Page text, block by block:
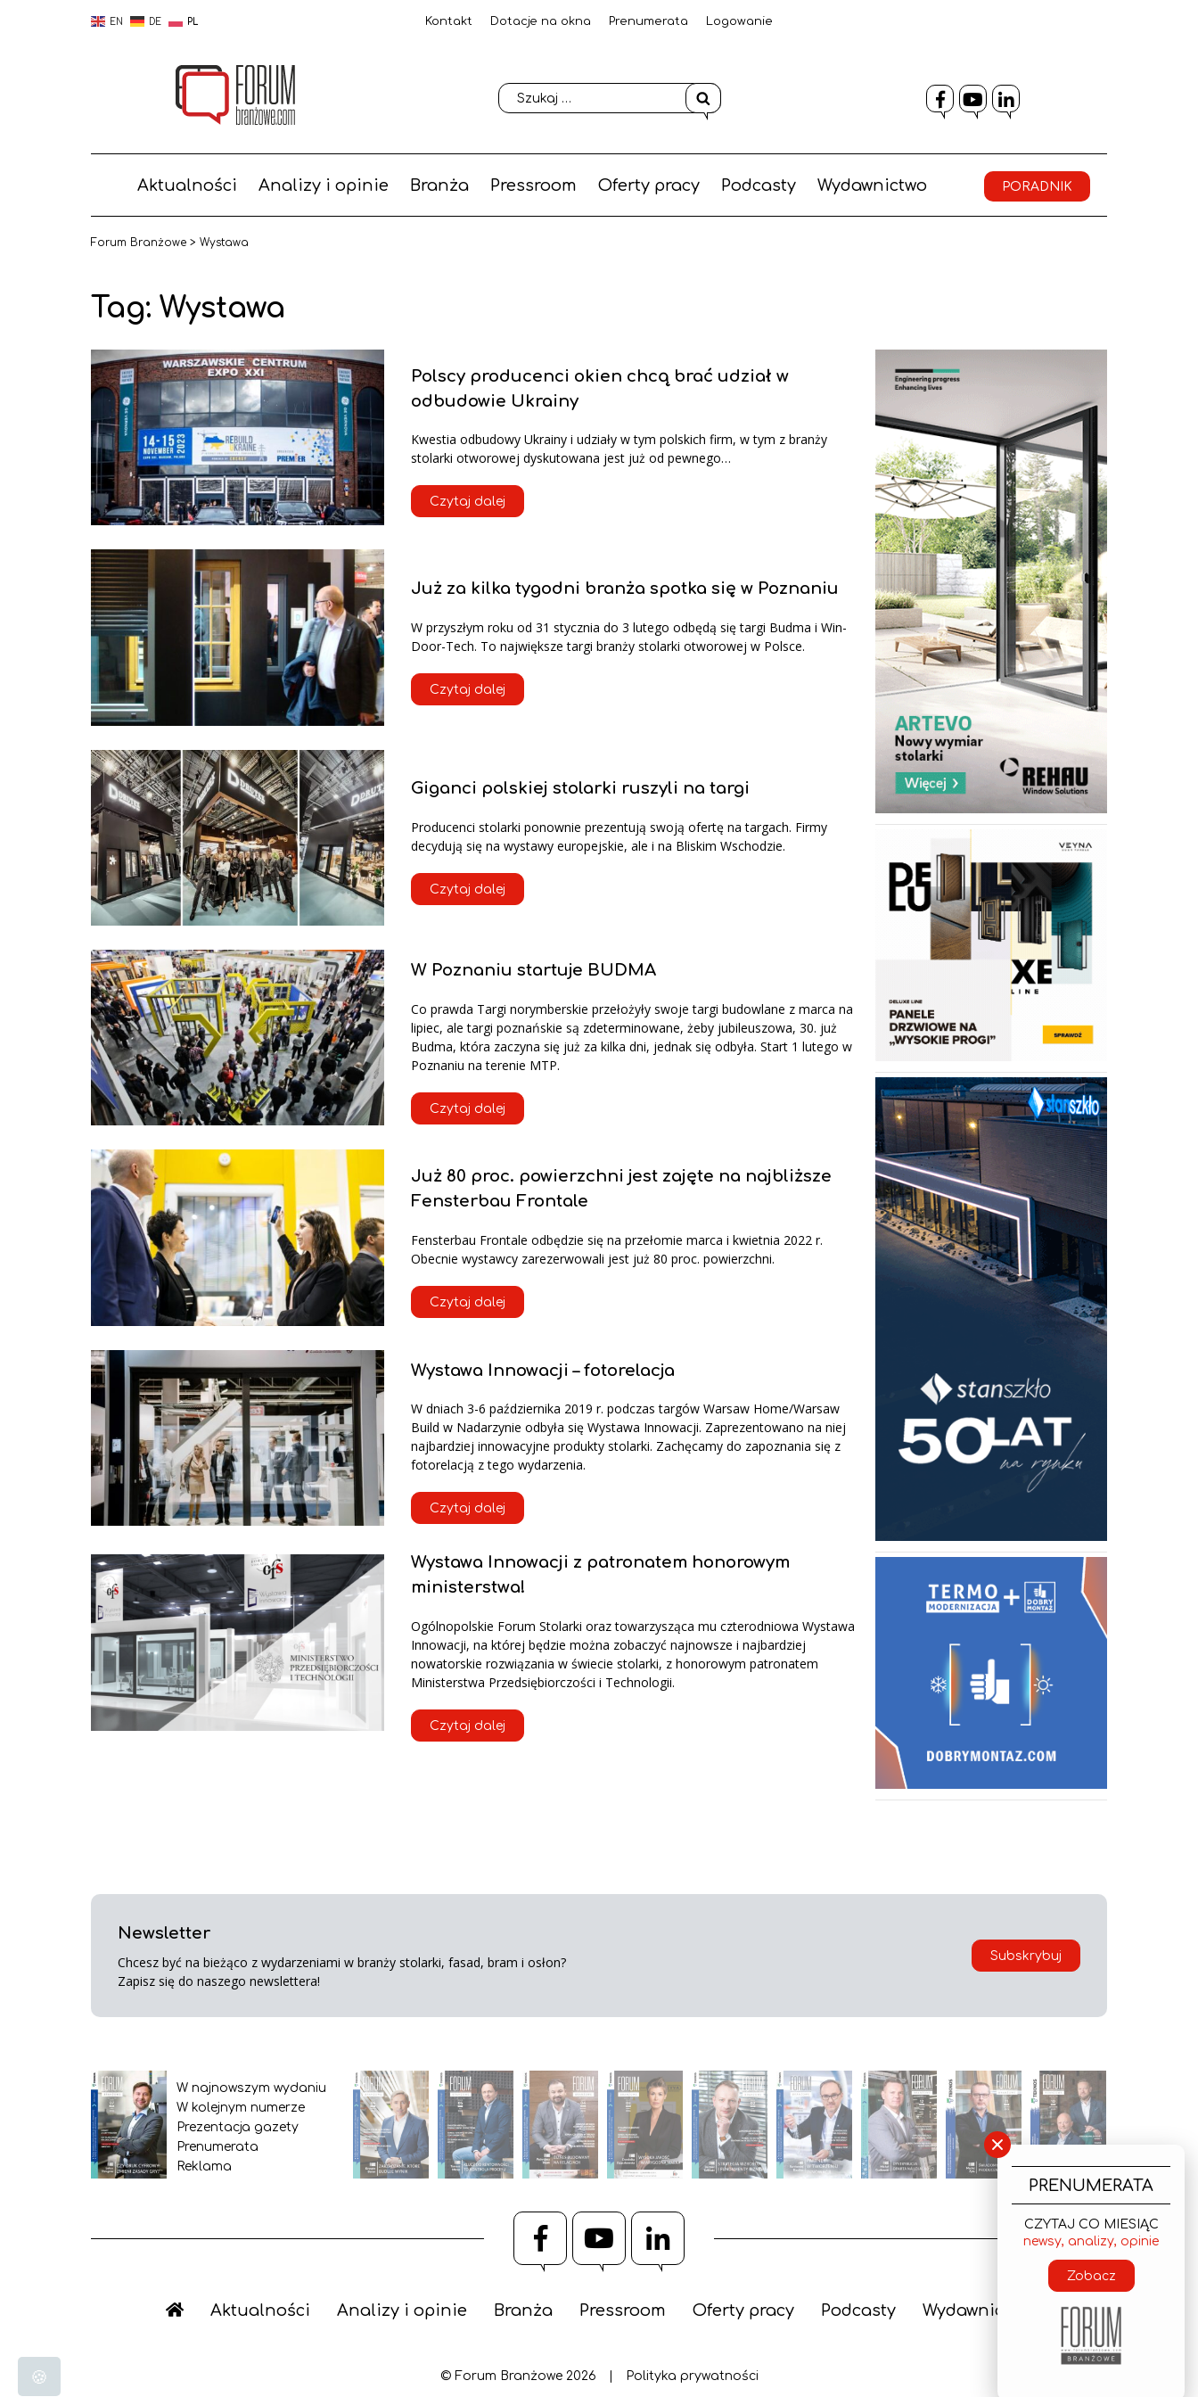
EN DE PL Kontakt Dotacje na okna Prenumerata Logowanie
Facebook
YouTube
LinkedIn
Aktualności Analizy i opinie Branża Pressroom Oferty pracy Podcasty Wydawnictwo PORADNIK
Forum Branżowe > Wystawa
Tag: Wystawa
Polscy producenci okien chcą brać udział w
odbudowie Ukrainy
Kwestia odbudowy Ukrainy i udziały w tym polskich firm, w tym z branży
stolarki otworowej dyskutowana jest już od pewnego…
Czytaj dalej
Już za kilka tygodni branża spotka się w Poznaniu
W przyszłym roku od 31 stycznia do 3 lutego odbędą się targi Budma i Win-
Door-Tech. To największe targi branży stolarki otworowej w Polsce.
Czytaj dalej
Giganci polskiej stolarki ruszyli na targi
Producenci stolarki ponownie prezentują swoją ofertę na targach. Firmy
decydują się na wystawy europejskie, ale i na Bliskim Wschodzie.
Czytaj dalej
W Poznaniu startuje BUDMA
Co prawda Targi norymberskie przełożyły swoje targi budowlane z marca na
lipiec, ale targi poznańskie są zdeterminowane, żeby jubileuszowa, 30. już
Budma, która zaczyna się już za kilka dni, jednak się odbyła. Start 1 lutego w
Poznaniu na terenie MTP.
Czytaj dalej
Już 80 proc. powierzchni jest zajęte na najbliższe
Fensterbau Frontale
Fensterbau Frontale odbędzie się na przełomie marca i kwietnia 2022 r.
Obecnie wystawcy zarezerwowali jest już 80 proc. powierzchni.
Czytaj dalej
Wystawa Innowacji – fotorelacja
W dniach 3-6 października 2019 r. podczas targów Warsaw Home/Warsaw
Build w Nadarzynie odbyła się Wystawa Innowacji. Zaprezentowano na niej
najbardziej innowacyjne produkty stolarki. Zachęcamy do zapoznania się z
fotorelacją z tego wydarzenia.
Czytaj dalej
Wystawa Innowacji z patronatem honorowym
ministerstwa!
Ogólnopolskie Forum Stolarki oraz towarzysząca mu czterodniowa Wystawa
Innowacji, na której będzie można zobaczyć najnowsze i najbardziej
nowatorskie rozwiązania w świecie stolarki, z honorowym patronatem
Ministerstwa Przedsiębiorczości i Technologii.
Czytaj dalej
Newsletter
Chcesz być na bieżąco z wydarzeniami w branży stolarki, fasad, bram i osłon?
Zapisz się do naszego newslettera!
Subskrybuj
W najnowszym wydaniu
W kolejnym numerze
Prezentacja gazety
Prenumerata
Reklama
FacebookYouTube
LinkedIn
Aktualności Analizy i opinie Branża Pressroom Oferty pracy Podcasty Wydawnictwo
© Forum Branżowe 2026 | Polityka prywatności
×
PRENUMERATA
CZYTAJ CO MIESIĄC
newsy, analizy, opinie
Zobacz
🍪